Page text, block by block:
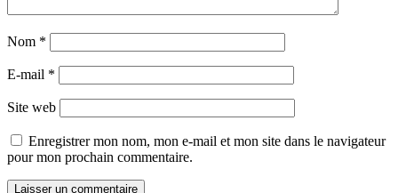
Nom *
E-mail *
Site web
Enregistrer mon nom, mon e-mail et mon site dans le navigateur
pour mon prochain commentaire.